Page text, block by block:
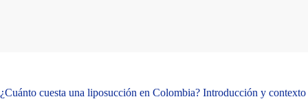
¿Cuánto cuesta una liposucción en Colombia? Introducción y contexto